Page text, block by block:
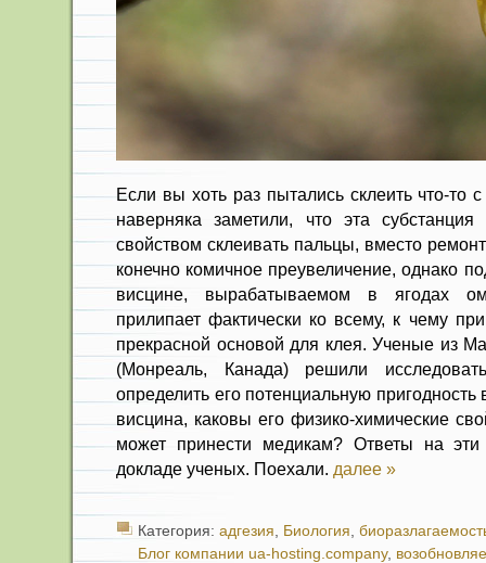
Если вы хоть раз пытались склеить что-то
наверняка заметили, что эта субстанция
свойством склеивать пальцы, вместо
конечно комичное преувеличение, однако
висцине, вырабатываемом в ягодах
прилипает фактически ко всему, к чему
прекрасной основой для клея. Ученые из
(Монреаль, Канада) решили
определить его потенциальную
висцина, каковы его физико-химические
может принести медикам? Ответы на
докладе ученых. Поехали. далее »
Категория: адгезия, Биология,
Блог компании ua-hosting.company,